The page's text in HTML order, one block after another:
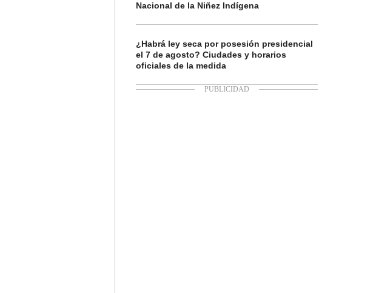
Nacional de la Niñez Indígena
¿Habrá ley seca por posesión presidencial
el 7 de agosto? Ciudades y horarios
oficiales de la medida